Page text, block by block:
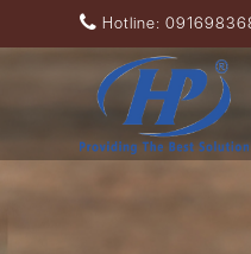
Nhảy đến nội dung
Hotline: